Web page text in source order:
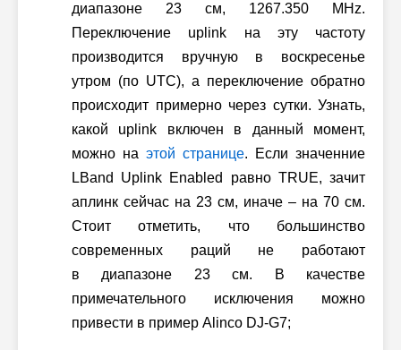
диапазоне 23 см, 1267.350 MHz.
Переключение uplink на эту частоту
производится вручную в воскресенье
утром (по UTC), а переключение обратно
происходит примерно через сутки. Узнать,
какой uplink включен в данный момент,
можно на этой странице. Если значенние
LBand Uplink Enabled равно TRUE, зачит
аплинк сейчас на 23 см, иначе – на 70 см.
Стоит отметить, что большинство
современных раций не работают
в диапазоне 23 см. В качестве
примечательного исключения можно
привести в пример Alinco DJ-G7;